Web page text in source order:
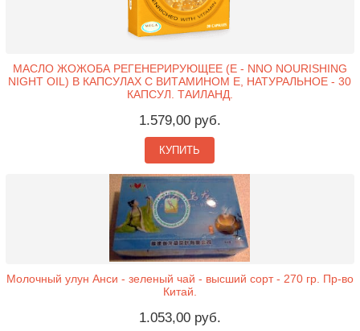
МАСЛО ЖОЖОБА РЕГЕНЕРИРУЮЩЕЕ (Е - NNO NOURISHING
NIGHT OIL) В КАПСУЛАХ С ВИТАМИНОМ Е, НАТУРАЛЬНОЕ - 30
КАПСУЛ. ТАИЛАНД.
1.579,00 руб.
КУПИТЬ
Молочный улун Анси - зеленый чай - высший сорт - 270 гр. Пр-во
Китай.
1.053,00 руб.